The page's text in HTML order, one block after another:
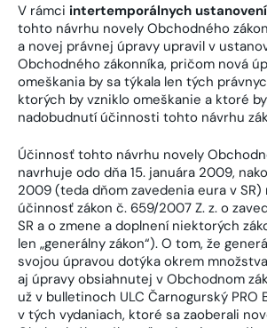
V rámci intertemporálnych ustanovení
tohto návrhu novely Obchodného
a novej právnej úpravy upravil v
Obchodného zákonníka, pričom nová
omeškania by sa týkala len tých
ktorých by vzniklo omeškanie a ktoré
nadobudnutí účinnosti tohto návrhu
Účinnosť tohto návrhu novely
navrhuje odo dňa 15. januára 2009,
2009 (teda dňom zavedenia eura v SR)
účinnosť zákon č. 659/2007 Z. z. o
SR a o zmene a doplnení niektorých
len „generálny zákon“). O tom, že
svojou úpravou dotýka okrem
aj úpravy obsiahnutej v Obchodnom
už v bulletinoch ULC Čarnogurský PRO
v tých vydaniach, ktoré sa zaoberali